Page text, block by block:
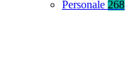
Personale 268